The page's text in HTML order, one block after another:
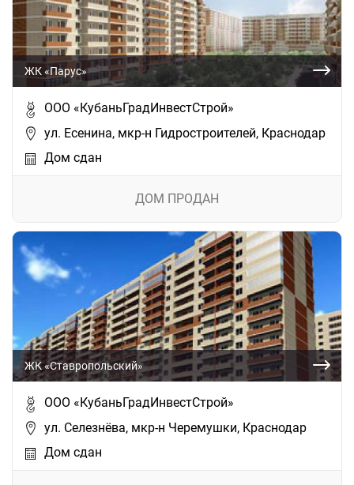
ЖК «Парус»
ООО «КубаньГрадИнвестСтрой»
ул. Есенина, мкр-н Гидростроителей, Краснодар
Дом сдан
ДОМ ПРОДАН
ЖК «Ставропольский»
ООО «КубаньГрадИнвестСтрой»
ул. Селезнёва, мкр-н Черемушки, Краснодар
Дом сдан